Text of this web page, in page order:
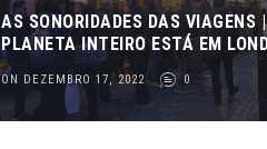
AS SONORIDADES DAS VIAGENS
PLANETA INTEIRO ESTÁ EM
ON DEZEMBRO 17, 2022 0